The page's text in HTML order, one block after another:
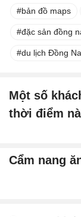
bản đồ maps
đặc sản đồng
du lịch Đồng
Một số
thời điểm
Cẩm nang